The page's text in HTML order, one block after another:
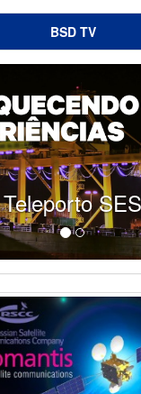
BSD TV
Teleporto SES